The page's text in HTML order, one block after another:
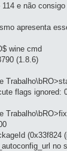
e não
apresenta
wine cmd
(1.8.6)
flags ignored:
(0x33f824
no